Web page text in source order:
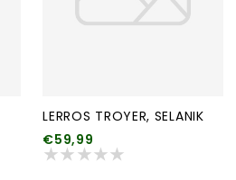
LERROS TROYER, SELANIK
€59,99